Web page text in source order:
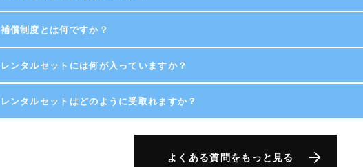
補償制度とは何ですか？
レンタルセットには何が入っていますか？
レンタルセットはどのように受取れますか？
よくある質問をもっと見る